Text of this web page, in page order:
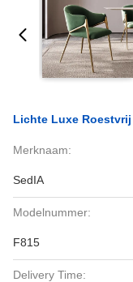
Lichte Luxe
Merknaam:
SedIA
Modelnummer:
F815
Delivery Time: